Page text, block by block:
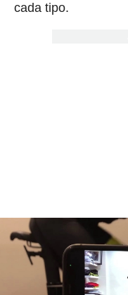
cada tipo.